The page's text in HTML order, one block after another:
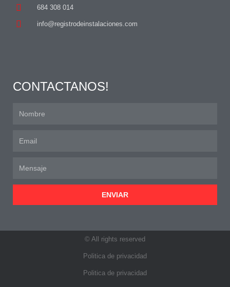
684 308 014
info@registrodeinstalaciones.com
CONTACTANOS!
ENVIAR
© All rights reserved
Politica de privacidad
Politica de privacidad